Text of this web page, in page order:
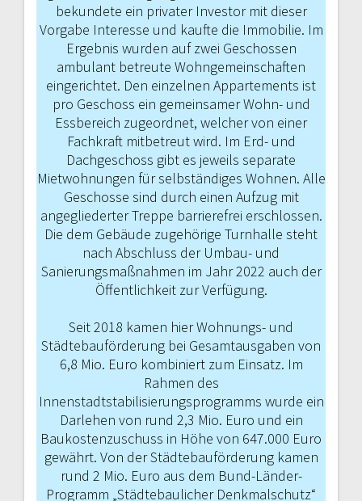
bekundete ein privater Investor mit dieser
Vorgabe Interesse und kaufte die Immobilie. Im
Ergebnis wurden auf zwei Geschossen
ambulant betreute Wohngemeinschaften
eingerichtet. Den einzelnen Ap­partements ist
pro Geschoss ein gemeinsamer Wohn- und
Essbe­reich zugeordnet, welcher von einer
Fachkraft mitbetreut wird. Im Erd- und
Dachgeschoss gibt es jeweils separate
Mietwohnun­gen für selbständiges Wohnen. Alle
Geschosse sind durch einen Aufzug mit
angegliederter Treppe barrierefrei erschlossen.
Die dem Gebäude zugehörige Turnhalle steht
nach Abschluss der Umbau- und
Sanierungsmaßnahmen im Jahr 2022 auch der
Öffentlich­keit zur Verfügung.
Seit 2018 kamen hier Wohnungs- und
Städtebauförderung bei Gesamtausgaben von
6,8 Mio. Euro kombiniert zum Einsatz. Im
Rahmen des
Innenstadtstabilisierungsprogramms wurde ein
Darlehen von rund 2,3 Mio. Euro und ein
Baukostenzuschuss in Höhe von 647.000 Euro
gewährt. Von der Städtebauförderung kamen
rund 2 Mio. Euro aus dem Bund-Länder-
Programm „Städtebaulicher Denkmalschutz“